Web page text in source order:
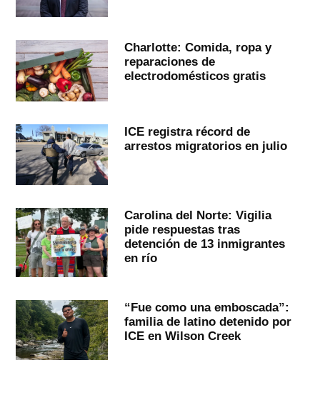
Charlotte: Comida, ropa y
reparaciones de
electrodomésticos gratis
ICE registra récord de
arrestos migratorios en julio
Carolina del Norte: Vigilia
pide respuestas tras
detención de 13 inmigrantes
en río
“Fue como una emboscada”:
familia de latino detenido por
ICE en Wilson Creek